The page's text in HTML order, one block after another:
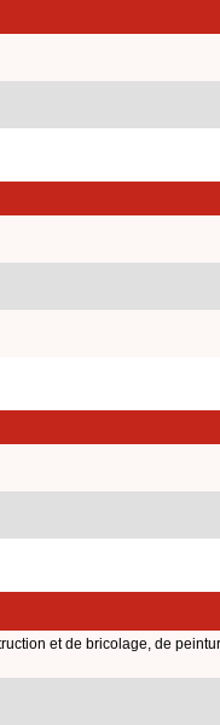
et de bricolage, de